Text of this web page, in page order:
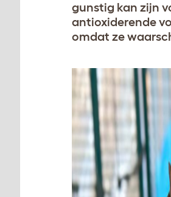
gunstig kan zijn
antioxiderende
omdat ze